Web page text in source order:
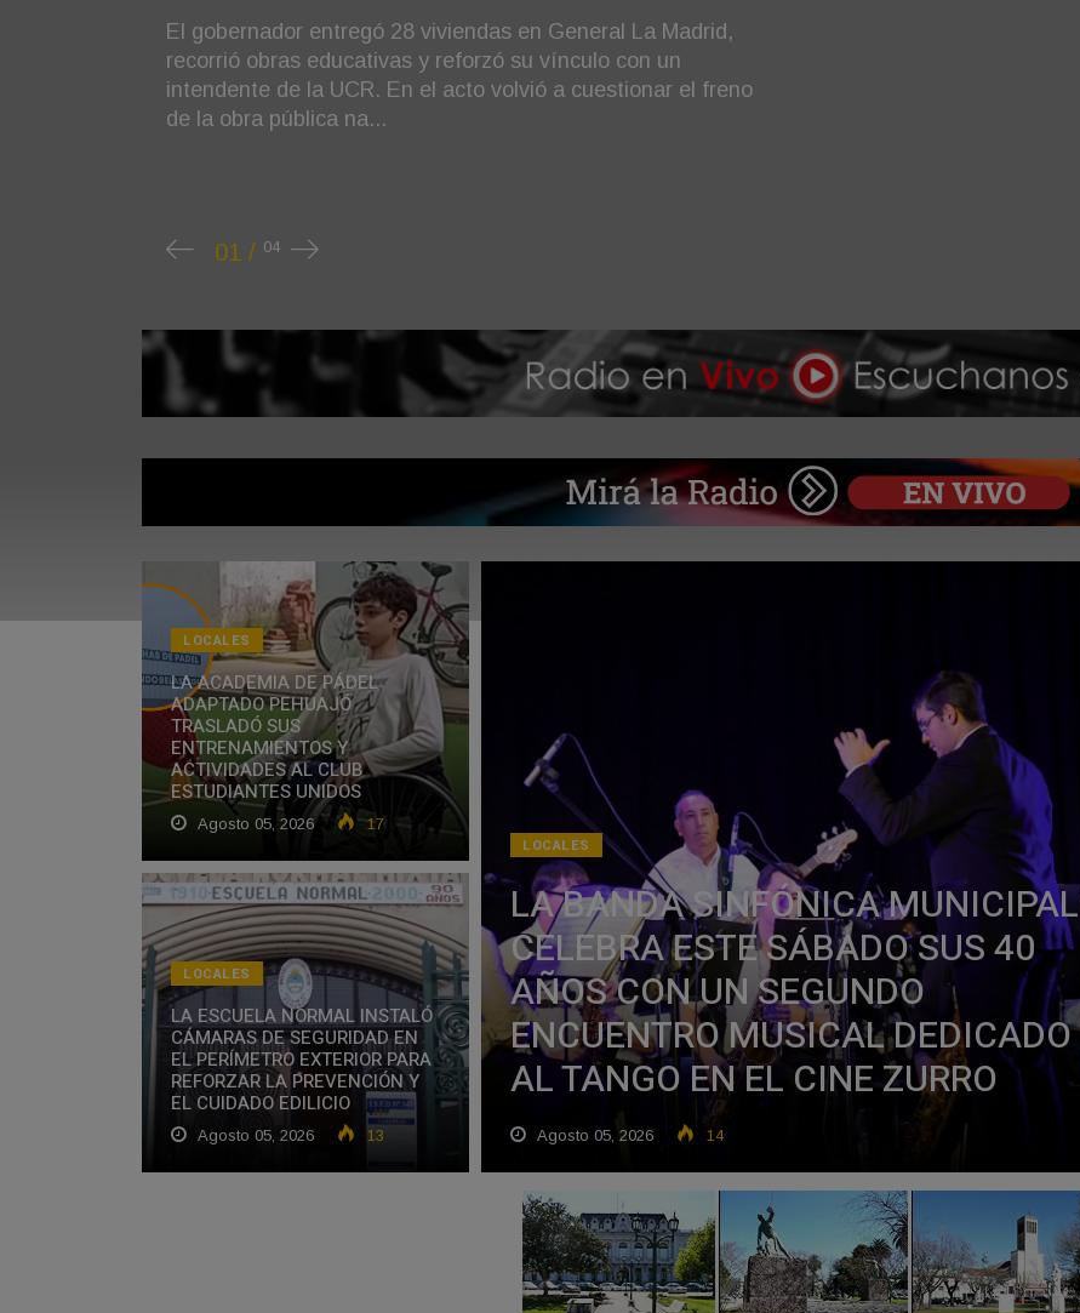
"No nos va a agarrar de sorpresa el año electoral", advirtió el
ministro, que también habló sobre lo que ocurre con el agro,
la minería, el petróleo y la energía. ...
LOCALES
LA ACADEMIA DE PÁDEL
ADAPTADO PEHUAJÓ
TRASLADÓ SUS
ENTRENAMIENTOS Y
ACTIVIDADES AL CLUB
ESTUDIANTES UNIDOS
Agosto 05, 2026 17
LOCALES
LA ESCUELA NORMAL INSTALÓ
CÁMARAS DE SEGURIDAD EN
EL PERÍMETRO EXTERIOR PARA
REFORZAR LA PREVENCIÓN Y
EL CUIDADO EDILICIO
Agosto 05, 2026 13
LOCALES
LA BANDA SINFÓNICA MUNICIPAL
CELEBRA ESTE SÁBADO SUS 40
AÑOS CON UN SEGUNDO
ENCUENTRO MUSICAL DEDICADO
AL TANGO EN EL CINE ZURRO
Agosto 05, 2026 14